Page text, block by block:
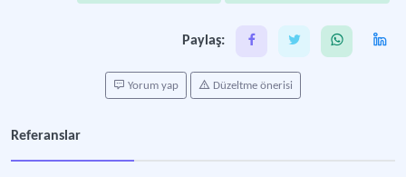
Paylaş:
Yorum yap Düzeltme önerisi
Referanslar